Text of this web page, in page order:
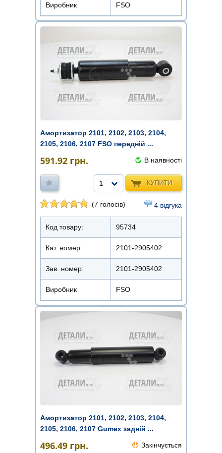
Виробник FSO
Амортизатор 2101, 2102, 2103, 2104,
2105, 2106, 2107 FSO передній ...
591.92 грн. В наявності
КУПИТИ
1
(7 голосів) 4 відгука
Код товару: 95734
Кат. номер: 2101-2905402 ...
Зав. номер: 2101-2905402
Виробник FSO
Амортизатор 2101, 2102, 2103, 2104,
2105, 2106, 2107 Gumex задній ...
496.49 грн. Закінчується